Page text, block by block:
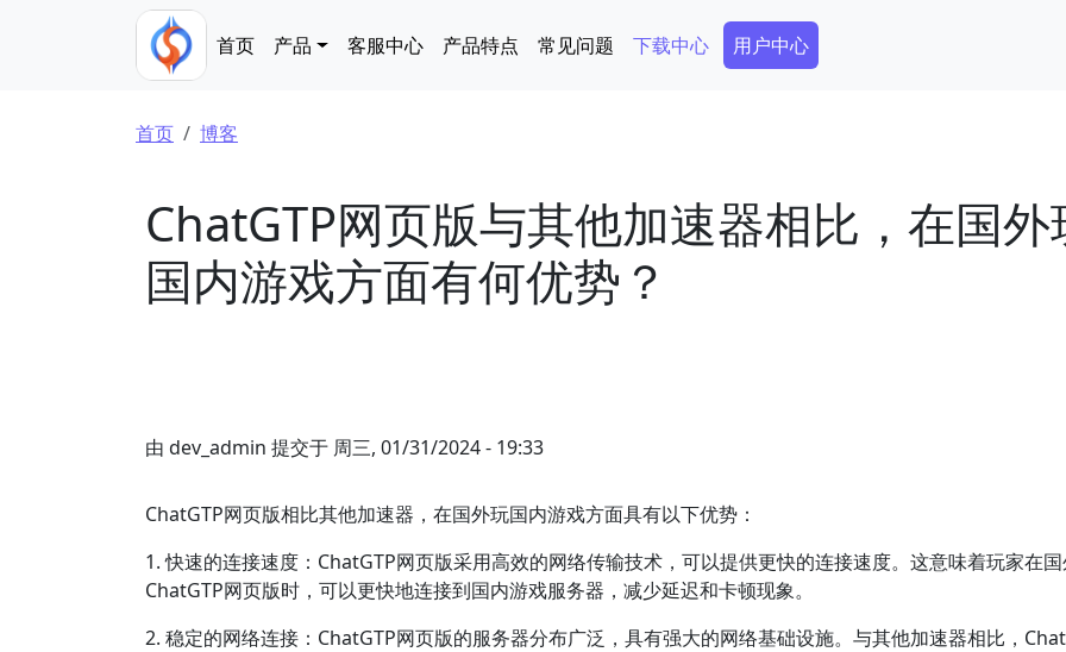
Main navigation
首页 产品 客服中心 产品特点 常见问题 下载中心 Secondary Menu
用户中心
面包屑
首页 博客
ChatGTP网页版与其他加速器相比，在国外
国内游戏方面有何优势？
由 dev_admin 提交于 周三, 01/31/2024 - 19:33
ChatGTP网页版相比其他加速器，在国外玩国内游戏方面具有以下优势：
1. 快速的连接速度：ChatGTP网页版采用高效的网络传输技术，可以提供更快的连接速度。这意味着玩家在
ChatGTP网页版时，可以更快地连接到国内游戏服务器，减少延迟和卡顿现象。
2. 稳定的网络连接：ChatGTP网页版的服务器分布广泛，具有强大的网络基础设施。与其他加速器相比，